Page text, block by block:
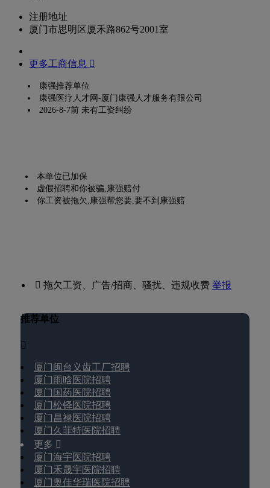
注册地址
厦门市思明区厦禾路862号2001室
更多工商信息 
康强推荐单位
康强医疗人才网-厦门康强人才服务有限公司
2026-8-7前 未有工资纠纷
本单位已加保
虚假招聘和你被骗,康强赔付
你工资被拖欠,康强帮您要,要不到康强赔
 拖欠工资、广告/招商、骚扰、违规收费举报
推荐单位

厦门闽台义齿工厂招聘
厦门雨晗医院招聘
厦门国药医院招聘
厦门松铎医院招聘
厦门昌禄医院招聘
厦门久菲特医院招聘
更多 
厦门海宇医院招聘
厦门禾晟宇医院招聘
厦门奥佳华瑞医院招聘